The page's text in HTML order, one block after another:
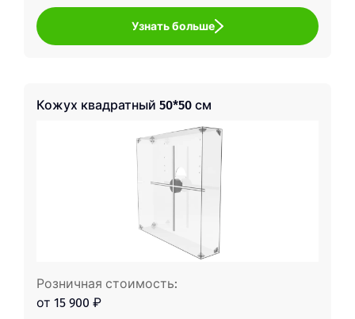
Узнать больше
Кожух квадратный 50*50 см
Розничная стоимость:
от 15 900 ₽